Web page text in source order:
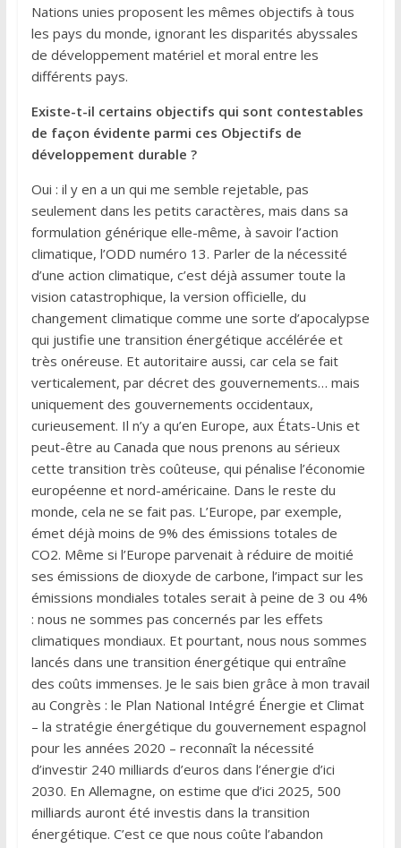
Nations unies proposent les mêmes objectifs à tous
les pays du monde, ignorant les disparités abyssales
de développement matériel et moral entre les
différents pays.
Existe-t-il certains objectifs qui sont contestables
de façon évidente parmi ces Objectifs de
développement durable ?
Oui : il y en a un qui me semble rejetable, pas
seulement dans les petits caractères, mais dans sa
formulation générique elle-même, à savoir l’action
climatique, l’ODD numéro 13. Parler de la nécessité
d’une action climatique, c’est déjà assumer toute la
vision catastrophique, la version officielle, du
changement climatique comme une sorte d’apocalypse
qui justifie une transition énergétique accélérée et
très onéreuse. Et autoritaire aussi, car cela se fait
verticalement, par décret des gouvernements… mais
uniquement des gouvernements occidentaux,
curieusement. Il n’y a qu’en Europe, aux États-Unis et
peut-être au Canada que nous prenons au sérieux
cette transition très coûteuse, qui pénalise l’économie
européenne et nord-américaine. Dans le reste du
monde, cela ne se fait pas. L’Europe, par exemple,
émet déjà moins de 9% des émissions totales de
CO2. Même si l’Europe parvenait à réduire de moitié
ses émissions de dioxyde de carbone, l’impact sur les
émissions mondiales totales serait à peine de 3 ou 4%
: nous ne sommes pas concernés par les effets
climatiques mondiaux. Et pourtant, nous nous sommes
lancés dans une transition énergétique qui entraîne
des coûts immenses. Je le sais bien grâce à mon travail
au Congrès : le Plan National Intégré Énergie et Climat
– la stratégie énergétique du gouvernement espagnol
pour les années 2020 – reconnaît la nécessité
d’investir 240 milliards d’euros dans l’énergie d’ici
2030. En Allemagne, on estime que d’ici 2025, 500
milliards auront été investis dans la transition
énergétique. C’est ce que nous coûte l’abandon